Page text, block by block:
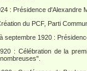
: Présidence d'Alexandre
du PCF, Parti
septembre 1920 :
: Célébration de la